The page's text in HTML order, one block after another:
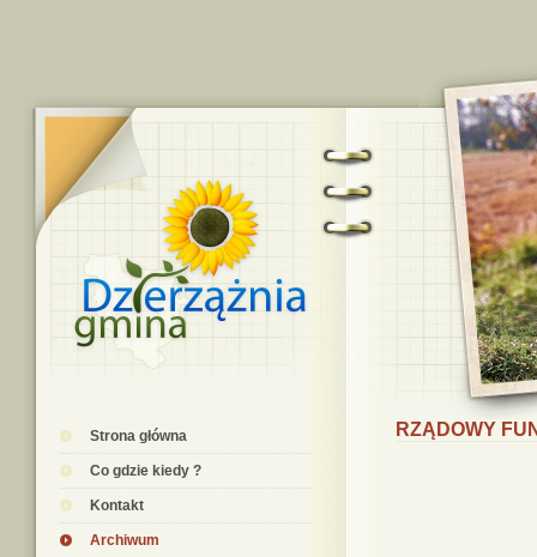
Strona główna
Co gdzie kiedy ?
Kontakt
Archiwum
RZĄDOWY